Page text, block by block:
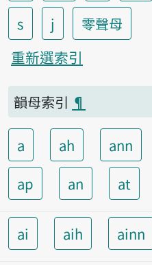
s
j
零聲母
重新選索引
韻母索引 ¶
a ah ann
ap
an at
ai aih ainn